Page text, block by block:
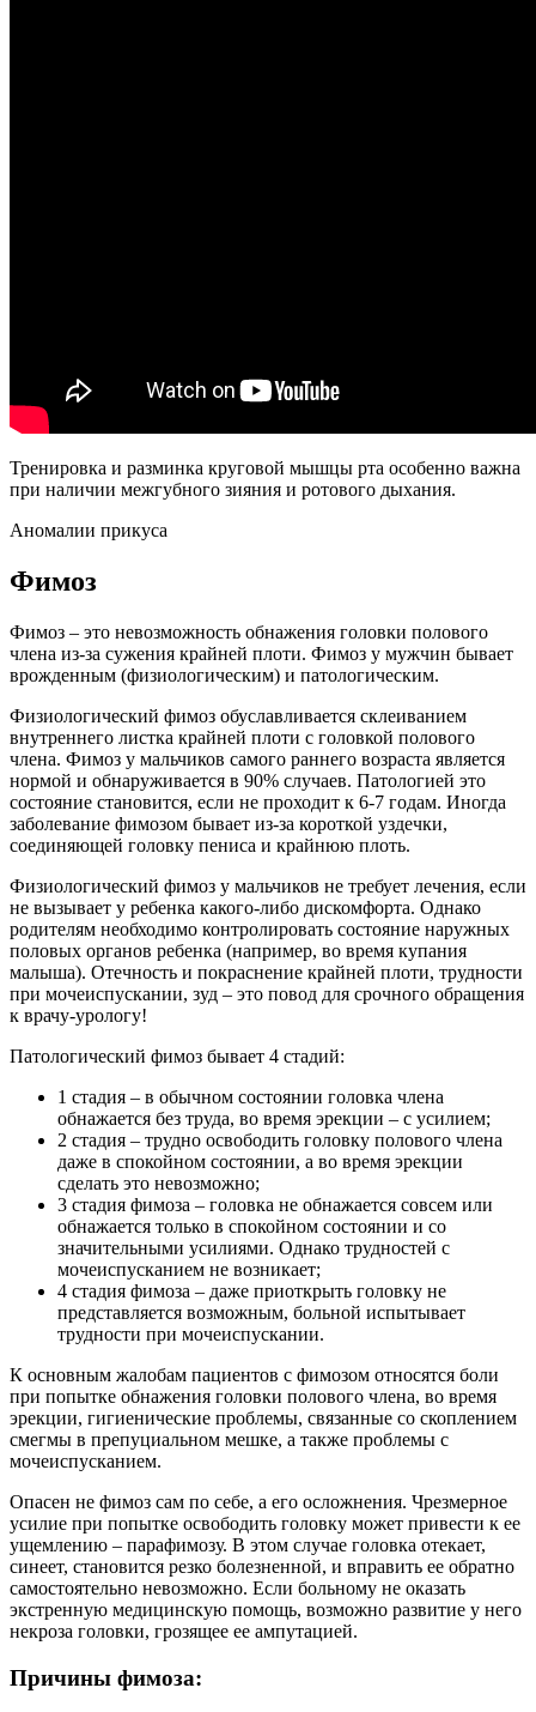
Тренировка и разминка круговой мышцы рта особенно важна
при наличии межгубного зияния и ротового дыхания.
Аномалии прикуса
Фимоз
Фимоз – это невозможность обнажения головки полового
члена из-за сужения крайней плоти. Фимоз у мужчин бывает
врожденным (физиологическим) и патологическим.
Физиологический фимоз обуславливается склеиванием
внутреннего листка крайней плоти с головкой полового
члена. Фимоз у мальчиков самого раннего возраста является
нормой и обнаруживается в 90% случаев. Патологией это
состояние становится, если не проходит к 6-7 годам. Иногда
заболевание фимозом бывает из-за короткой уздечки,
соединяющей головку пениса и крайнюю плоть.
Физиологический фимоз у мальчиков не требует лечения, если
не вызывает у ребенка какого-либо дискомфорта. Однако
родителям необходимо контролировать состояние наружных
половых органов ребенка (например, во время купания
малыша). Отечность и покраснение крайней плоти, трудности
при мочеиспускании, зуд – это повод для срочного обращения
к врачу-урологу!
Патологический фимоз бывает 4 стадий:
1 стадия – в обычном состоянии головка члена
обнажается без труда, во время эрекции – с усилием;
2 стадия – трудно освободить головку полового члена
даже в спокойном состоянии, а во время эрекции
сделать это невозможно;
3 стадия фимоза – головка не обнажается совсем или
обнажается только в спокойном состоянии и со
значительными усилиями. Однако трудностей с
мочеиспусканием не возникает;
4 стадия фимоза – даже приоткрыть головку не
представляется возможным, больной испытывает
трудности при мочеиспускании.
К основным жалобам пациентов с фимозом относятся боли
при попытке обнажения головки полового члена, во время
эрекции, гигиенические проблемы, связанные со скоплением
смегмы в препуциальном мешке, а также проблемы с
мочеиспусканием.
Опасен не фимоз сам по себе, а его осложнения. Чрезмерное
усилие при попытке освободить головку может привести к ее
ущемлению – парафимозу. В этом случае головка отекает,
синеет, становится резко болезненной, и вправить ее обратно
самостоятельно невозможно. Если больному не оказать
экстренную медицинскую помощь, возможно развитие у него
некроза головки, грозящее ее ампутацией.
Причины фимоза: